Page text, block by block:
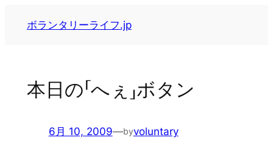
ボランタリーライフ.jp
本日の「へぇ」ボタン
6月 10, 2009—byvoluntary